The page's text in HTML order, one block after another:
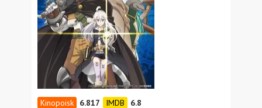
6.817
6.8